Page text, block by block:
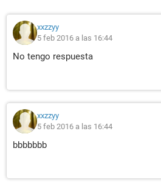
xxzzyy
5 feb 2016 a las 16:44
No tengo respuesta
xxzzyy
5 feb 2016 a las 16:44
bbbbbbb